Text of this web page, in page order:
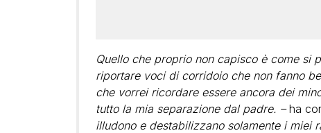
Quello che proprio non capisco è come si
riportare voci di corridoio che non fanno
che vorrei ricordare essere ancora dei
tutto la mia separazione dal padre. –ha
illudono e destabilizzano solamente i miei